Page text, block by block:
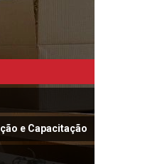
e Capacitação